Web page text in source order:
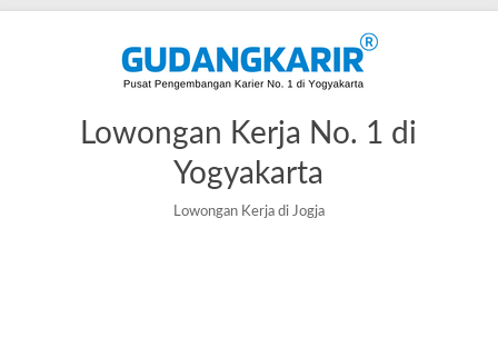
Lowongan Kerja No. 1 di
Yogyakarta
Lowongan Kerja di Jogja